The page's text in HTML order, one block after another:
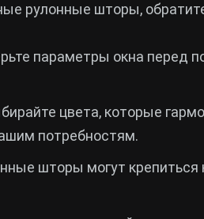
рулонные шторы,
параметры окна перед
цвета, которые
потребностям.
шторы могут крепиться